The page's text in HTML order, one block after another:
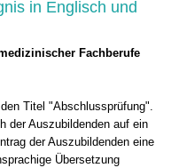
in Englisch und
Fachberufe
Titel "Abschlussprüfung".
der Auszubildenden auf ein
der Auszubildenden eine
Übersetzung